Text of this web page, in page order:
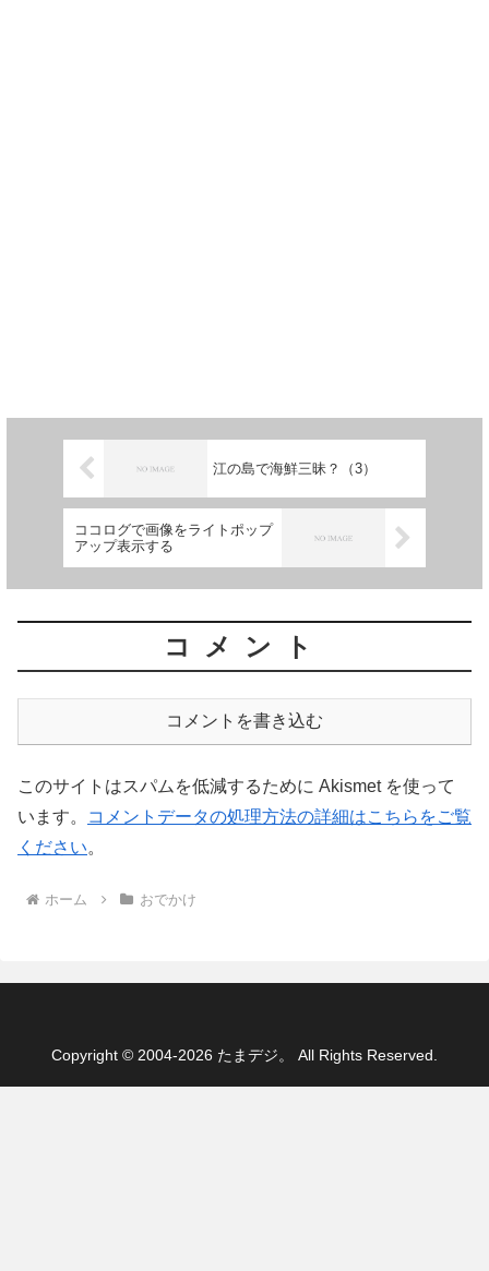
江の島で海鮮三昧？（3）
ココログで画像をライトポップ
アップ表示する
コメント
コメントを書き込む
このサイトはスパムを低減するために Akismet を使って
います。
コメントデータの処理方法の詳細はこちらをご覧
ください。
ホーム おでかけ
Copyright © 2004-2026 たまデジ。 All Rights Reserved.